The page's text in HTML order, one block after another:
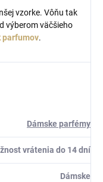
vzorke. Vôňu tak
výberom väčšieho
parfumov.
Dámske parfémy
vrátenia do 14 dní
Dámske